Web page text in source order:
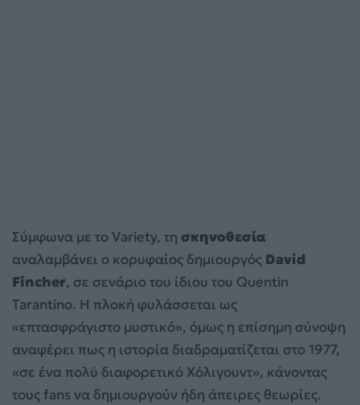
Σύμφωνα με το Variety, τη σκηνοθεσία
αναλαμβάνει ο κορυφαίος δημιουργός David
Fincher, σε σενάριο του ίδιου του Quentin
Tarantino. Η πλοκή φυλάσσεται ως
«επτασφράγιστο μυστικό», όμως η επίσημη σύνοψη
αναφέρει πως η ιστορία διαδραματίζεται στο 1977,
«σε ένα πολύ διαφορετικό Χόλιγουντ», κάνοντας
τους fans να δημιουργούν ήδη άπειρες θεωρίες.